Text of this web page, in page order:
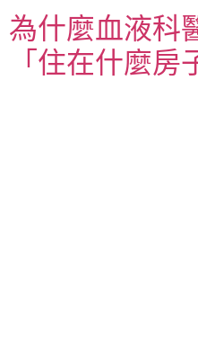
為什麼血液科
「住在什麼房